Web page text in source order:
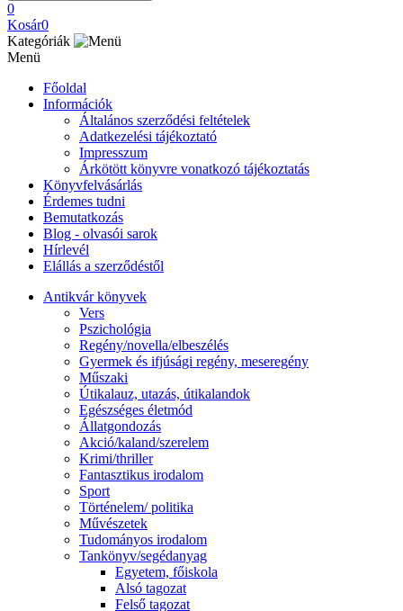
0
Kosár0
Kategóriák
Menü
Főoldal
Információk
Általános szerződési feltételek
Adatkezelési tájékoztató
Impresszum
Árkötött könyvre vonatkozó tájékoztatás
Könyvfelvásárlás
Érdemes tudni
Bemutatkozás
Blog - olvasói sarok
Hírlevél
Elállás a szerződéstől
Antikvár könyvek
Vers
Pszichológia
Regény/novella/elbeszélés
Gyermek és ifjúsági regény, meseregény
Műszaki
Útikalauz, utazás, útikalandok
Egészséges életmód
Állatgondozás
Akció/kaland/szerelem
Krimi/thriller
Fantasztikus irodalom
Sport
Történelem/ politika
Művészetek
Tudományos irodalom
Tankönyv/segédanyag
Egyetem, főiskola
Alsó tagozat
Felső tagozat